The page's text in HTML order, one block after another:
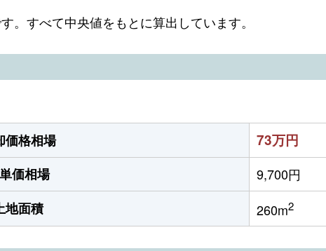
。すべて中央値をもとに算出しています。
価格相場
73万円
価相場
9,700円
地面積
260m2